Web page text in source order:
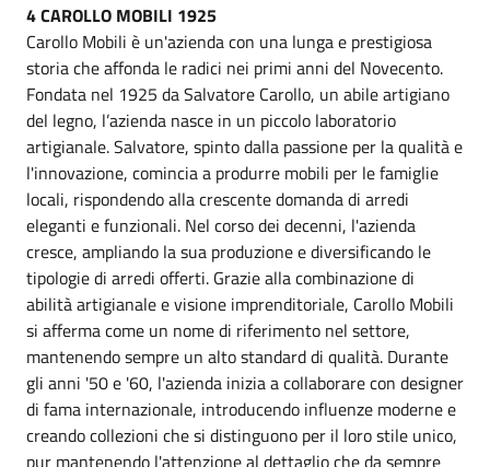
4 CAROLLO MOBILI 1925
Carollo Mobili è un'azienda con una lunga e prestigiosa
storia che affonda le radici nei primi anni del Novecento.
Fondata nel 1925 da Salvatore Carollo, un abile artigiano
del legno, l’azienda nasce in un piccolo laboratorio
artigianale. Salvatore, spinto dalla passione per la qualità e
l'innovazione, comincia a produrre mobili per le famiglie
locali, rispondendo alla crescente domanda di arredi
eleganti e funzionali. Nel corso dei decenni, l'azienda
cresce, ampliando la sua produzione e diversificando le
tipologie di arredi offerti. Grazie alla combinazione di
abilità artigianale e visione imprenditoriale, Carollo Mobili
si afferma come un nome di riferimento nel settore,
mantenendo sempre un alto standard di qualità. Durante
gli anni '50 e '60, l'azienda inizia a collaborare con designer
di fama internazionale, introducendo influenze moderne e
creando collezioni che si distinguono per il loro stile unico,
pur mantenendo l'attenzione al dettaglio che da sempre